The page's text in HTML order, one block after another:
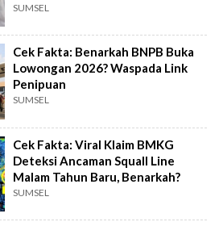
SUMSEL
Cek Fakta: Benarkah BNPB Buka
Lowongan 2026? Waspada Link
Penipuan
SUMSEL
Cek Fakta: Viral Klaim BMKG
Deteksi Ancaman Squall Line
Malam Tahun Baru, Benarkah?
SUMSEL